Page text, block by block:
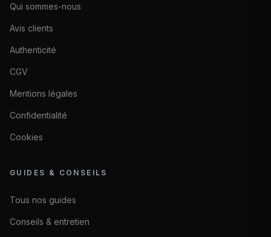
Qui sommes-nous
Avis clients
Authenticité
CGV
Mentions légales
Confidentialité
Cookies
GUIDES & CONSEILS
Tous nos guides
Conseils & entretien